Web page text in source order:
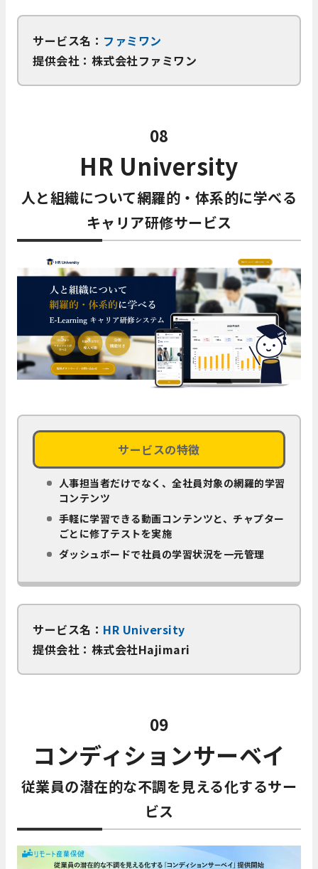
サービス名： ファミワン
提供会社：株式会社ファミワン
08
HR University
人と組織について網羅的・体系的に学べる
キャリア研修サービス
サービスの特徴
人事担当者だけでなく、全社員対象の網羅的学習
コンテンツ
手軽に学習できる動画コンテンツと、チャプター
ごとに修了テストを実施
ダッシュボードで社員の学習状況を一元管理
サービス名： HR University
提供会社：株式会社Hajimari
09
コンディションサーベイ
従業員の潜在的な不調を見える化するサー
ビス